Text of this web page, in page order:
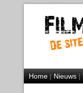
Home|Nieuws|